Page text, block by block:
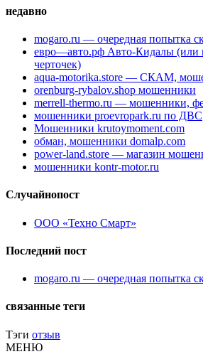
недавно
mogaro.ru — очередная попытка
евро—авто.рф Авто-Кидалы (или
черточек)
aqua-motorika.store — СКАМ,
orenburg-rybalov.shop мошенники
merrell-thermo.ru — мошенники,
мошенники proevropark.ru по ДВС
Мошенники krutoymoment.com
обман, мошенники domalp.com
power-land.store — магазин
мошенники kontr-motor.ru
Случайнопост
ООО «Техно Смарт»
Последний пост
mogaro.ru — очередная попытка
связанные теги
Тэги отзыв
МЕНЮ